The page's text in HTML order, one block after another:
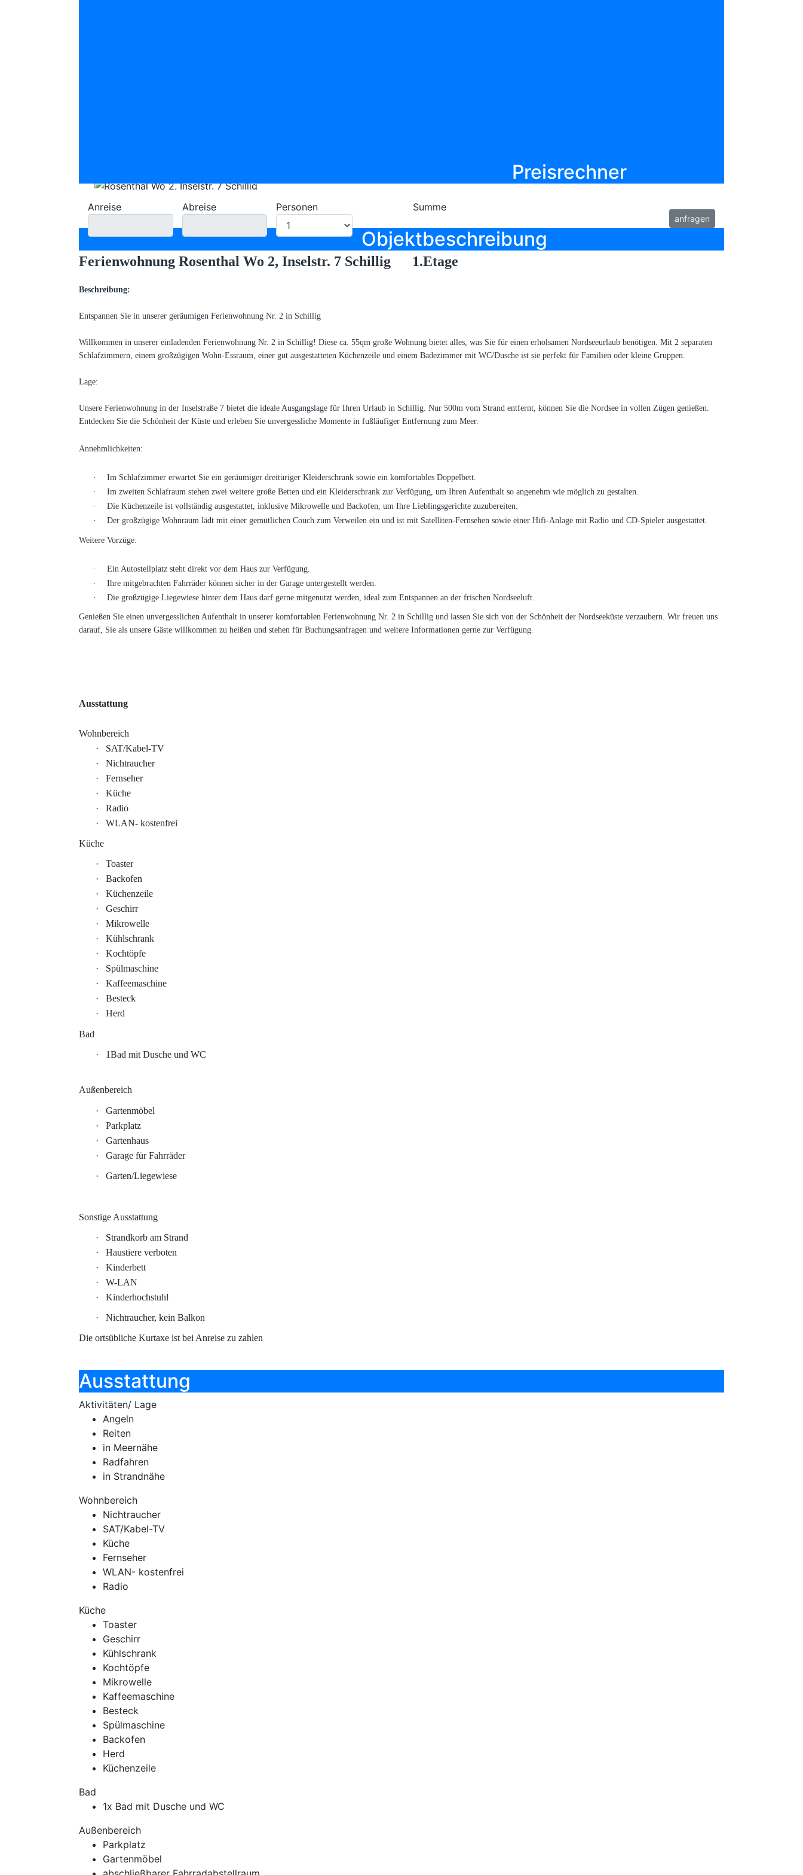
Preisrechner
Anreise Abreise Personen Summe
anfragen
Objektbeschreibung
Ferienwohnung Rosenthal Wo 2, Inselstr. 7 Schillig 1.Etage
Beschreibung:
Entspannen Sie in unserer geräumigen Ferienwohnung Nr. 2 in Schillig
Willkommen in unserer einladenden Ferienwohnung Nr. 2 in Schillig! Diese ca. 55qm große Wohnung bietet alles, was Sie für einen erholsamen Nordseeurlaub benötigen. Mit 2 separaten
Schlafzimmern, einem großzügigen Wohn-Essraum, einer gut ausgestatteten Küchenzeile und einem Badezimmer mit WC/Dusche ist sie perfekt für Familien oder kleine Gruppen.
Lage:
Unsere Ferienwohnung in der Inselstraße 7 bietet die ideale Ausgangslage für Ihren Urlaub in Schillig. Nur 500m vom Strand entfernt, können Sie die Nordsee in vollen Zügen genießen.
Entdecken Sie die Schönheit der Küste und erleben Sie unvergessliche Momente in fußläufiger Entfernung zum Meer.
Annehmlichkeiten:
·
Im Schlafzimmer erwartet Sie ein geräumiger dreitüriger Kleiderschrank sowie ein komfortables Doppelbett.
·
Im zweiten Schlafraum stehen zwei weitere große Betten und ein Kleiderschrank zur Verfügung, um Ihren Aufenthalt so angenehm wie möglich zu gestalten.
·
Die Küchenzeile ist vollständig ausgestattet, inklusive Mikrowelle und Backofen, um Ihre Lieblingsgerichte zuzubereiten.
·
Der großzügige Wohnraum lädt mit einer gemütlichen Couch zum Verweilen ein und ist mit Satelliten-Fernsehen sowie einer Hifi-Anlage mit Radio und CD-Spieler ausgestattet.
Weitere Vorzüge:
·
Ein Autostellplatz steht direkt vor dem Haus zur Verfügung.
·
Ihre mitgebrachten Fahrräder können sicher in der Garage untergestellt werden.
·
Die großzügige Liegewiese hinter dem Haus darf gerne mitgenutzt werden, ideal zum Entspannen an der frischen Nordseeluft.
Genießen Sie einen unvergesslichen Aufenthalt in unserer komfortablen Ferienwohnung Nr. 2 in Schillig und lassen Sie sich von der Schönheit der Nordseeküste verzaubern. Wir freuen uns
darauf, Sie als unsere Gäste willkommen zu heißen und stehen für Buchungsanfragen und weitere Informationen gerne zur Verfügung.
Ausstattung
Wohnbereich
·
SAT/Kabel-TV
·
Nichtraucher
·
Fernseher
·
Küche
·
Radio
·
WLAN- kostenfrei
Küche
·
Toaster
·
Backofen
·
Küchenzeile
·
Geschirr
·
Mikrowelle
·
Kühlschrank
·
Kochtöpfe
·
Spülmaschine
·
Kaffeemaschine
·
Besteck
·
Herd
Bad
· 1Bad mit Dusche und WC
Außenbereich
·
Gartenmöbel
·
Parkplatz
·
Gartenhaus
·
Garage für Fahrräder
· Garten/Liegewiese
Sonstige Ausstattung
·
Strandkorb am Strand
·
Haustiere verboten
·
Kinderbett
·
W-LAN
·
Kinderhochstuhl
·
Nichtraucher, kein Balkon
Die ortsübliche Kurtaxe ist bei Anreise zu zahlen
Ausstattung
Aktivitäten/ Lage
Angeln
Reiten
in Meernähe
Radfahren
in Strandnähe
Wohnbereich
Nichtraucher
SAT/Kabel-TV
Küche
Fernseher
WLAN- kostenfrei
Radio
Küche
Toaster
Geschirr
Kühlschrank
Kochtöpfe
Mikrowelle
Kaffeemaschine
Besteck
Spülmaschine
Backofen
Herd
Küchenzeile
Bad
1x Bad mit Dusche und WC
Außenbereich
Parkplatz
Gartenmöbel